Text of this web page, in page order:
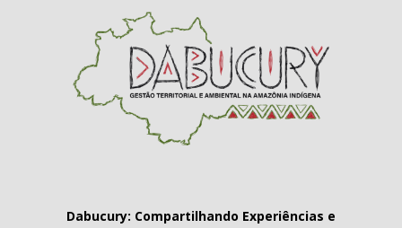
Dabucury: Compartilhando Experiências e